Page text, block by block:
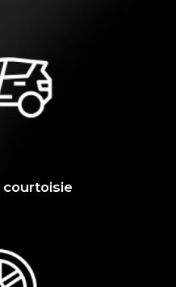
courtoisie